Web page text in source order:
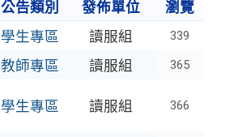
公告類別 發佈單位
瀏覽
學生專區 讀服組 339
教師專區 讀服組 365
學生專區 讀服組 366